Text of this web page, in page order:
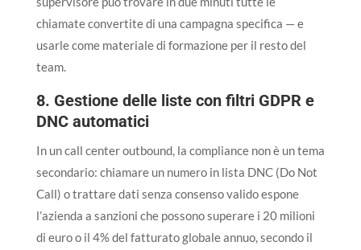
chiamate convertite di una campagna specifica — e
usarle come materiale di formazione per il resto del
team.
8. Gestione delle liste con filtri GDPR e
DNC automatici
In un call center outbound, la compliance non è un tema
secondario: chiamare un numero in lista DNC (Do Not
Call) o trattare dati senza consenso valido espone
l’azienda a sanzioni che possono superare i 20 milioni
di euro o il 4% del fatturato globale annuo, secondo il